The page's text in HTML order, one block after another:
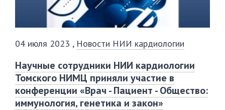
04 июля 2023 , Новости НИИ кардиологии
Научные сотрудники НИИ кардиологии
Томского НИМЦ приняли участие в
конференции «Врач - Пациент - Общество:
иммунология, генетика и закон»